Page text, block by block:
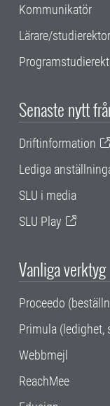
Kommunikatör
Lärare/studierektor
Senaste nytt
Driftinformation
Lediga
SLU i media
SLU Play
Vanliga verktyg
Proceedo
Primula (ledighet,
Webbmejl
ReachMee